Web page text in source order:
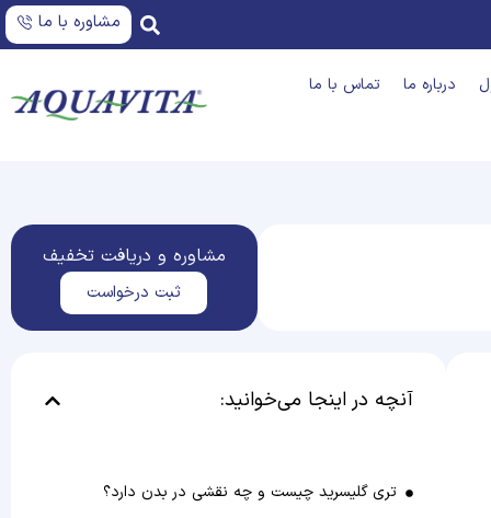
مشاوره با ما
درباره ما
تماس با ما
مشاوره و دریافت تخفیف
ثبت درخواست
آنچه در اینجا می‌خوانید:
تری گلیسرید چیست و چه نقشی در بدن دارد؟